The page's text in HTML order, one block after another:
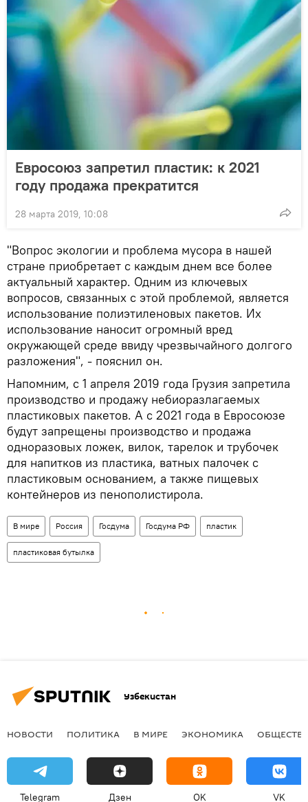
Евросоюз запретил пластик: к 2021
году продажа прекратится
28 марта 2019, 10:08
"Вопрос экологии и проблема мусора в нашей
стране приобретает с каждым днем все более
актуальный характер. Одним из ключевых
вопросов, связанных с этой проблемой, является
использование полиэтиленовых пакетов. Их
использование наносит огромный вред
окружающей среде ввиду чрезвычайного долгого
разложения", - пояснил он.
Напомним, с 1 апреля 2019 года Грузия запретила
производство и продажу небиоразлагаемых
пластиковых пакетов. А с 2021 года в Евросоюзе
будут запрещены производство и продажа
одноразовых ложек, вилок, тарелок и трубочек
для напитков из пластика, ватных палочек с
пластиковым основанием, а также пищевых
контейнеров из пенополистирола.
В мире Россия Госдума Госдума РФ пластик
пластиковая бутылка
Узбекистан
НОВОСТИ ПОЛИТИКА В МИРЕ ЭКОНОМИКА
Telegram Дзен OK VK